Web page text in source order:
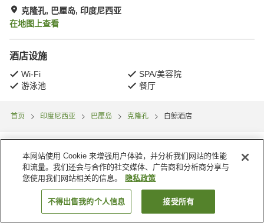
克隆孔, 巴厘岛, 印度尼西亚
在地图上查看
酒店设施
Wi-Fi
SPA/美容院
游泳池
餐厅
首页 印度尼西亚 巴厘岛 克隆孔 白鲸酒店
搜索客房
本网站使用 Cookie 来增强用户体验，并分析我们网站的性能
和流量。我们还会与合作的社交媒体、广告商和分析商分享与
您使用我们网站相关的信息。
隐私政策
不得出售我的个人信息 接受所有